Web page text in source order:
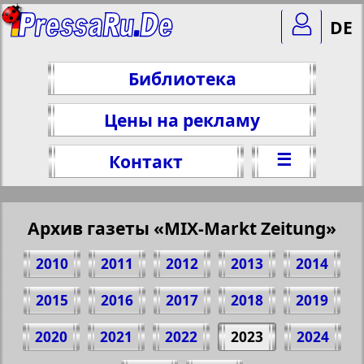
Библиотека
Цены на рекламу
Контакт
☰
DE
Архив газеты «MIX-Markt Zeitung»
2010 2011 2012 2013
2014
2015
2016 2017 2018
2019
2020
2021 2022 2023
2024
Поделитесь 1 стр. газеты "MIX-Markt